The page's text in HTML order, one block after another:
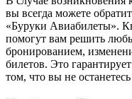
вы всегда можете
«Буруки Авиабилеты».
помогут вам решить
бронированием,
билетов. Это
том, что вы не